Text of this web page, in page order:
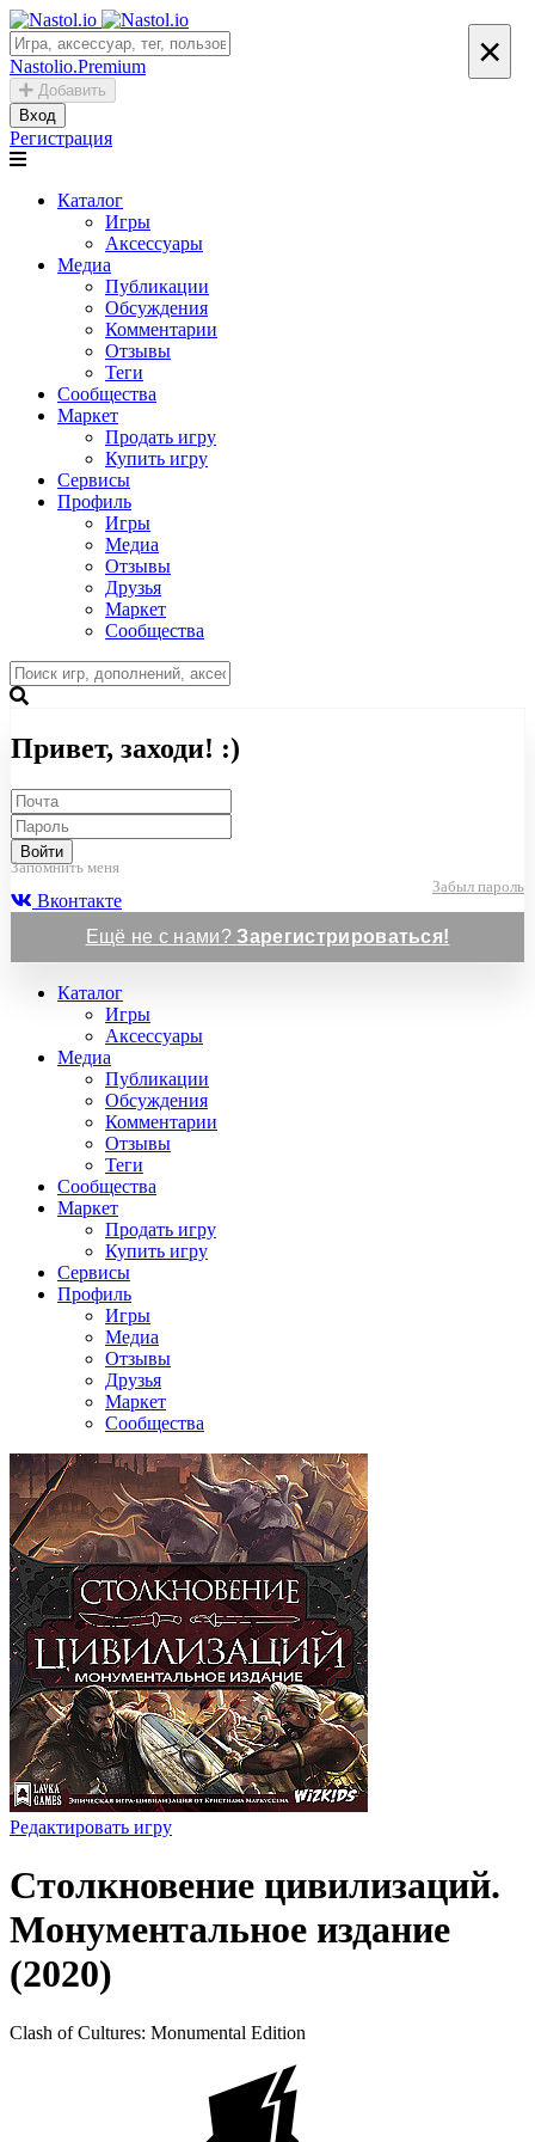
Nastolio.Premium
Добавить
Вход
Регистрация
Каталог
Игры
Аксессуары
Медиа
Публикации
Обсуждения
Комментарии
Отзывы
Теги
Сообщества
Маркет
Продать игру
Купить игру
Сервисы
Профиль
Игры
Медиа
Отзывы
Друзья
Маркет
Сообщества
×
Привет, заходи! :)
Войти
Запомнить меня
Забыл пароль
Вконтакте
Ещё не с нами?Зарегистрироваться!
Каталог
Игры
Аксессуары
Медиа
Публикации
Обсуждения
Комментарии
Отзывы
Теги
Сообщества
Маркет
Продать игру
Купить игру
Сервисы
Профиль
Игры
Медиа
Отзывы
Друзья
Маркет
Сообщества
Редактировать игру
Столкновение цивилизаций.
Монументальное издание
(2020)
Clash of Cultures: Monumental Edition